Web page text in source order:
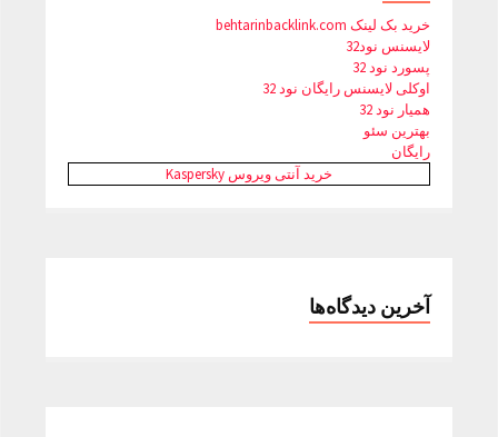
خرید بک لینک behtarinbacklink.com
لایسنس نود32
پسورد نود 32
اوکلی لایسنس رایگان نود 32
همیار نود 32
بهترین سئو
رایگان
خرید آنتی ویروس Kaspersky
آخرین دیدگاه‌ها